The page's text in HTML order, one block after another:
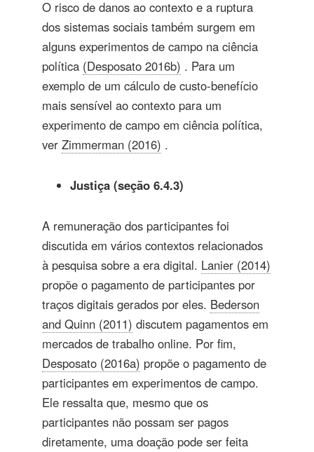
O risco de danos ao contexto e a ruptura
dos sistemas sociais também surgem em
alguns experimentos de campo na ciência
política (Desposato 2016b) . Para um
exemplo de um cálculo de custo-benefício
mais sensível ao contexto para um
experimento de campo em ciência política,
ver Zimmerman (2016) .
Justiça (seção 6.4.3)
A remuneração dos participantes foi
discutida em vários contextos relacionados
à pesquisa sobre a era digital. Lanier (2014)
propõe o pagamento de participantes por
traços digitais gerados por eles. Bederson
and Quinn (2011) discutem pagamentos em
mercados de trabalho online. Por fim,
Desposato (2016a) propõe o pagamento de
participantes em experimentos de campo.
Ele ressalta que, mesmo que os
participantes não possam ser pagos
diretamente, uma doação pode ser feita